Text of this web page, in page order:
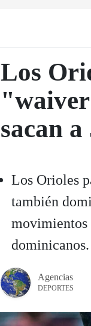
Los
sacan
Los Orioles
también
movimientos
dominicanos.
Agencias
DEPORTES